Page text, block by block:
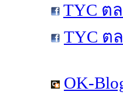
TYC ต
TYC ต
OK-